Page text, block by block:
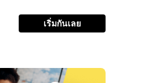
เริ่มกันเลย